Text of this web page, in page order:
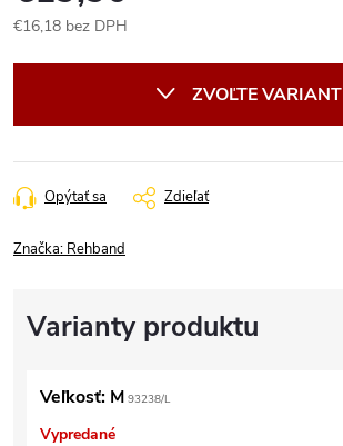
€16,18 bez DPH
ZVOĽTE VARIANT
Opýtať sa Zdieľať
Značka: Rehband
Veľkosť: M 93238/L
Vypredané